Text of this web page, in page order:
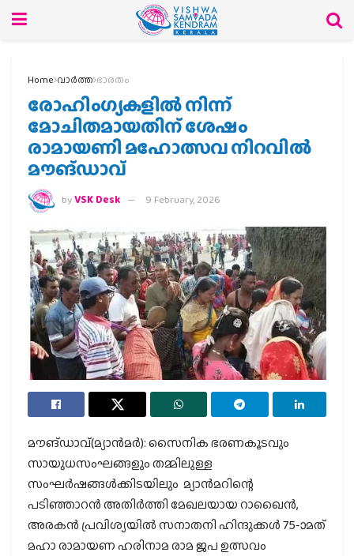
Home വാര്‍ത്ത ഭാരതം
രോഹിംഗ്യകളില്‍ നിന്ന്
മോചിതമായതിന് ശേഷം
രാമായണി മഹോത്സവ നിറവില്‍
മൗങ്ഡാവ്
byVSK Desk 9 February, 2026
മൗങ്ഡാവ്(മ്യാന്‍മര്‍): സൈനിക ഭരണകൂടവും
സായുധസംഘങ്ങളും തമ്മിലുള്ള
സംഘര്‍ഷങ്ങള്‍ക്കിടയിലും മ്യാന്‍മറിന്റെ
പടിഞ്ഞാറന്‍ അതിര്‍ത്തി മേഖലയായ റാഖൈന്‍,
അരകന്‍ പ്രവിശ്യയില്‍ സനാതനി ഹിന്ദുക്കള്‍ 75-ാമത്
മഹാ രാമായണ ഹരിനാമ രാമ ജപ ഉത്സവം